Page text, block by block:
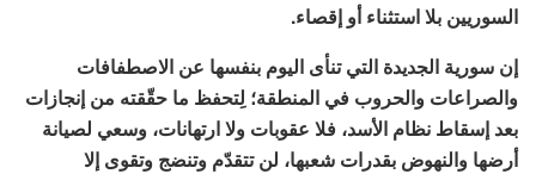
السوريين بلا استثناء أو إقصاء.
إن سورية الجديدة التي تنأى اليوم بنفسها عن الاصطفافات
والصراعات والحروب في المنطقة؛ لِتحفظ ما حقّقته من إنجازات
بعد إسقاط نظام الأسد، فلا عقوبات ولا ارتهانات، وسعي لصيانة
أرضها والنهوض بقدرات شعبها، لن تتقدّم وتنضج وتقوى إلا